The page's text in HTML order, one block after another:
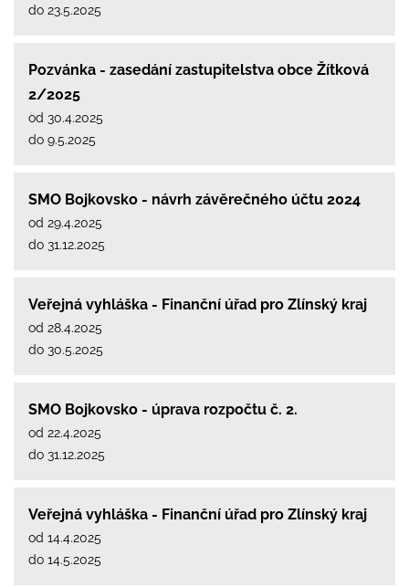
do 23.5.2025
Pozvánka - zasedání zastupitelstva obce Žítková
2/2025
od 30.4.2025
do 9.5.2025
SMO Bojkovsko - návrh závěrečného účtu 2024
od 29.4.2025
do 31.12.2025
Veřejná vyhláška - Finanční úřad pro Zlínský kraj
od 28.4.2025
do 30.5.2025
SMO Bojkovsko - úprava rozpočtu č. 2.
od 22.4.2025
do 31.12.2025
Veřejná vyhláška - Finanční úřad pro Zlínský kraj
od 14.4.2025
do 14.5.2025